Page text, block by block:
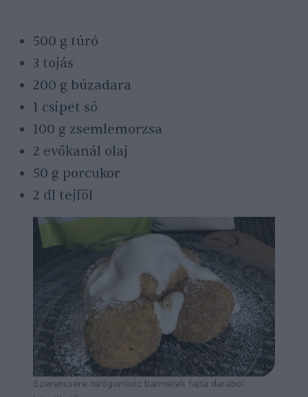
500 g túró
3 tojás
200 g búzadara
1 csipet só
100 g zsemlemorzsa
2 evőkanál olaj
50 g porcukor
2 dl tejföl
Szerencsére túrógombóc bármelyik fajta darából